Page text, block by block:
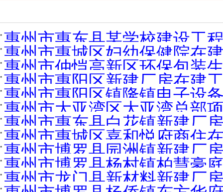
惠州市惠东县某学校建设工
惠州市惠城区妇幼保健院在
惠州市仲恺高新区环保包装
惠州市惠阳区新建厂房在建
惠州市惠阳区镇隆镇电子设
惠州市大亚湾区大亚湾总部
惠州市惠东县白花镇新建厂
惠州市惠城区嘉和悦府商住
惠州市博罗县园洲镇新建厂
惠州市博罗县杨村镇柏慧豪
惠州市龙门县新材料新建厂